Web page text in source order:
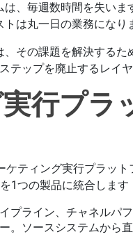
、毎週数時間を失い
は丸一日の業務になり
その課題を解決する
テップを廃止するレイヤ
行プラ
ケティング実行プラッ
1つの製品に統合します
プライン、チャネルパ
。ソースシステムから直